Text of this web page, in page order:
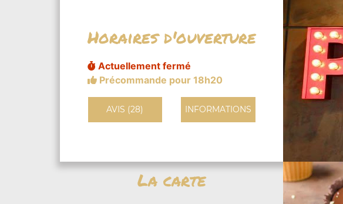
Horaires d'ouverture
Actuellement fermé
Précommande pour 18h20
AVIS (28) INFORMATIONS
La carte